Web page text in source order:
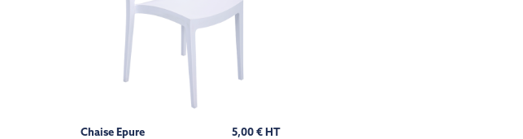
Chaise Epure 5,00 € HT